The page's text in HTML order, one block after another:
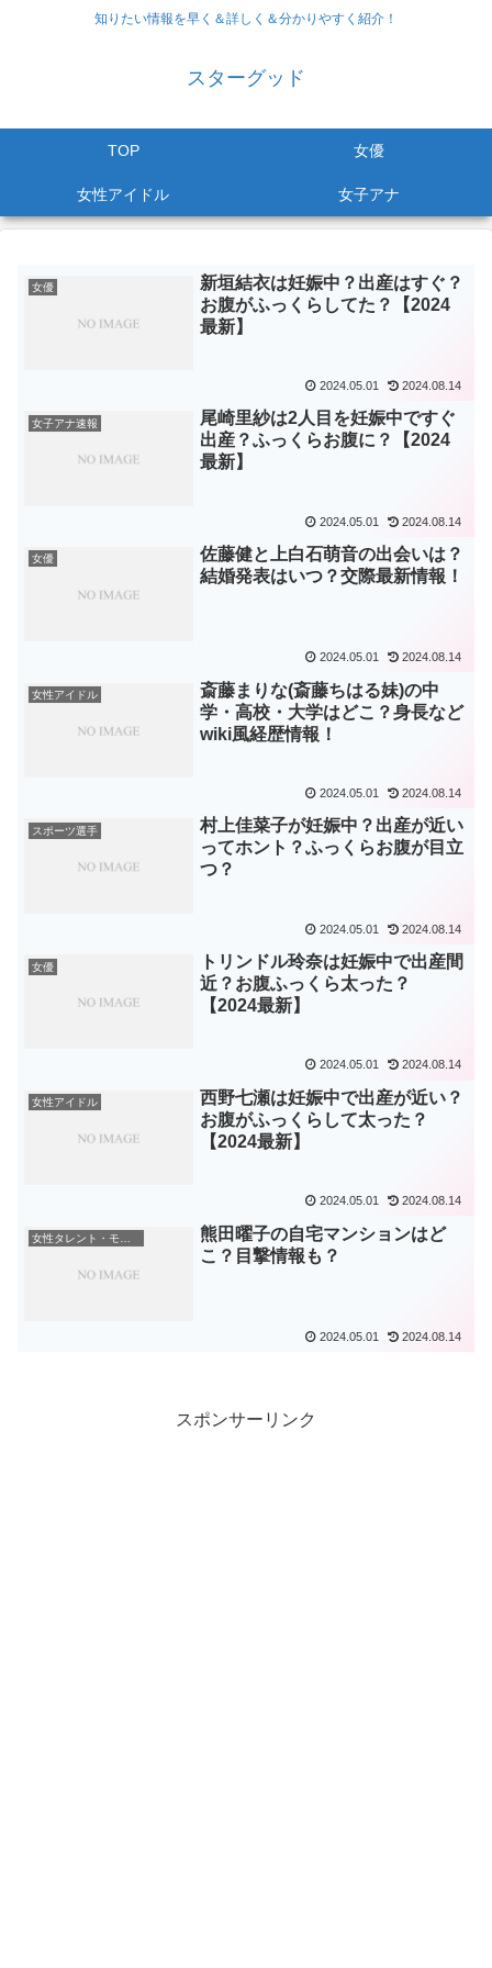
知りたい情報を早く＆詳しく＆分かりやすく紹介！
スターグッド
TOP 女優
女性アイドル 女子アナ
女優
新垣結衣は妊娠中？出産はすぐ？
お腹がふっくらしてた？【2024
最新】
2024.05.01 2024.08.14
女子アナ速報
尾崎里紗は2人目を妊娠中ですぐ
出産？ふっくらお腹に？【2024
最新】
2024.05.01 2024.08.14
女優
佐藤健と上白石萌音の出会いは？
結婚発表はいつ？交際最新情報！
2024.05.01 2024.08.14
女性アイドル
斎藤まりな(斎藤ちはる妹)の中
学・高校・大学はどこ？身長など
wiki風経歴情報！
2024.05.01 2024.08.14
スポーツ選手
村上佳菜子が妊娠中？出産が近い
ってホント？ふっくらお腹が目立
つ？
2024.05.01 2024.08.14
女優
トリンドル玲奈は妊娠中で出産間
近？お腹ふっくら太った？
【2024最新】
2024.05.01 2024.08.14
女性アイドル
西野七瀬は妊娠中で出産が近い？
お腹がふっくらして太った？
【2024最新】
2024.05.01 2024.08.14
熊田曜子の自宅マンションはど
こ？目撃情報も？
2024.05.01 2024.08.14
スポンサーリンク